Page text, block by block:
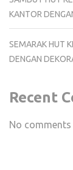
KANTOR
SEMARAK HUT
DENGAN
Recent
No